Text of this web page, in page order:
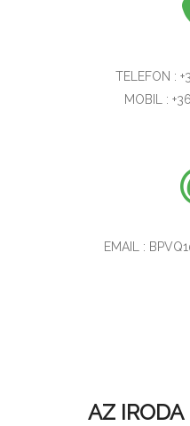
TELEFON :
MOBIL :
EMAIL :
AZ IRODA